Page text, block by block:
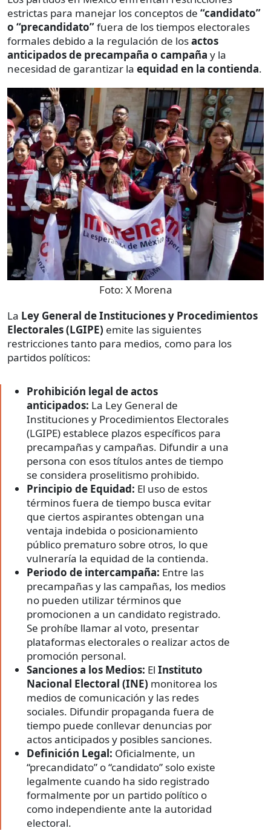
estrictas para manejar los conceptos de “candidato”
o “precandidato”fuera de los tiempos electorales
formales debido a la regulación de losactos
anticipados de precampaña o campaña y la
necesidad de garantizar la equidad en la contienda.
Foto: X Morena
La Ley General de Instituciones y Procedimientos
Electorales (LGIPE) emite las siguientes
restricciones tanto para medios, como para los
partidos políticos:
Prohibición legal de actos
anticipados: La Ley General de
Instituciones y Procedimientos Electorales
(LGIPE) establece plazos específicos para
precampañas y campañas. Difundir a una
persona con esos títulos antes de tiempo
se considera proselitismo prohibido.
Principio de Equidad: El uso de estos
términos fuera de tiempo busca evitar
que ciertos aspirantes obtengan una
ventaja indebida o posicionamiento
público prematuro sobre otros, lo que
vulneraría la equidad de la contienda.
Periodo de intercampaña: Entre las
precampañas y las campañas, los medios
no pueden utilizar términos que
promocionen a un candidato registrado.
Se prohíbe llamar al voto, presentar
plataformas electorales o realizar actos de
promoción personal.
Sanciones a los Medios: El Instituto
Nacional Electoral (INE) monitorea los
medios de comunicación y las redes
sociales. Difundir propaganda fuera de
tiempo puede conllevar denuncias por
actos anticipados y posibles sanciones.
Definición Legal: Oficialmente, un
“precandidato” o “candidato” solo existe
legalmente cuando ha sido registrado
formalmente por un partido político o
como independiente ante la autoridad
electoral.